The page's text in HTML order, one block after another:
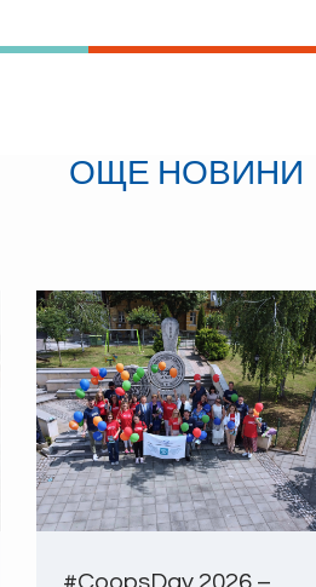
ОЩЕ НОВИНИ
#CoopsDay 2026 –